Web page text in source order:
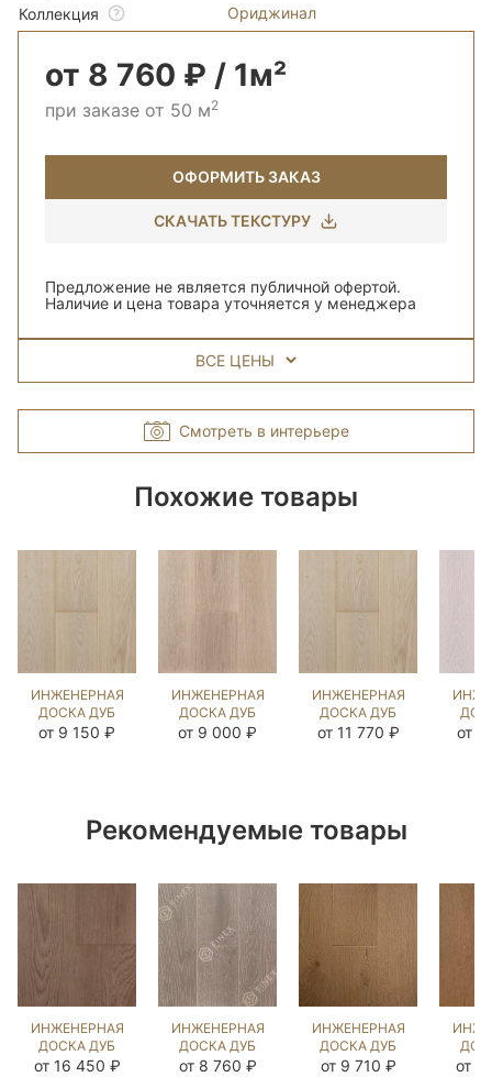
Коллекция
Ориджинал
от 8 760 ₽ / 1м²
при заказе от 50 м2
ОФОРМИТЬ ЗАКАЗ
СКАЧАТЬ ТЕКСТУРУ
Предложение не является публичной офертой.
Наличие и цена товара уточняется у менеджера
ВСЕ ЦЕНЫ
Смотреть в интерьере
Похожие товары
ИНЖЕНЕРНАЯ
ДОСКА ДУБ
ЭШЛИ OIL
от 9 150 ₽
ИНЖЕНЕРНАЯ
ДОСКА ДУБ
МИЛТА
от 9 000 ₽
ИНЖЕНЕРНАЯ
ДОСКА ДУБ
ЭШЛИ OIL
от 11 770 ₽ от
Рекомендуемые товары
ИНЖЕНЕРНАЯ
ДОСКА ДУБ
ЗАТМЕНИЕ
от 16 450 ₽
ИНЖЕНЕРНАЯ
ДОСКА ДУБ
ВИКСБУРГ
от 8 760 ₽
ИНЖЕНЕРНАЯ
ДОСКА ДУБ
БЕРТ
от 9 710 ₽ от